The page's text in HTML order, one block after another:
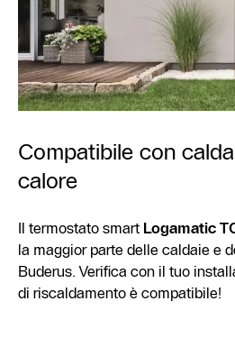
Compatibile con
calore
Il termostato smart Logamatic
la maggior parte delle caldaie e
Buderus. Verifica con il tuo
di riscaldamento è compatibile!